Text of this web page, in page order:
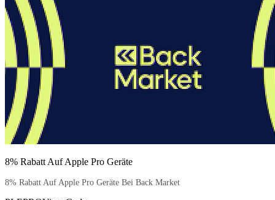
8% Rabatt Auf Apple Pro Geräte
8% Rabatt Auf Apple Pro Geräte Bei Back Market